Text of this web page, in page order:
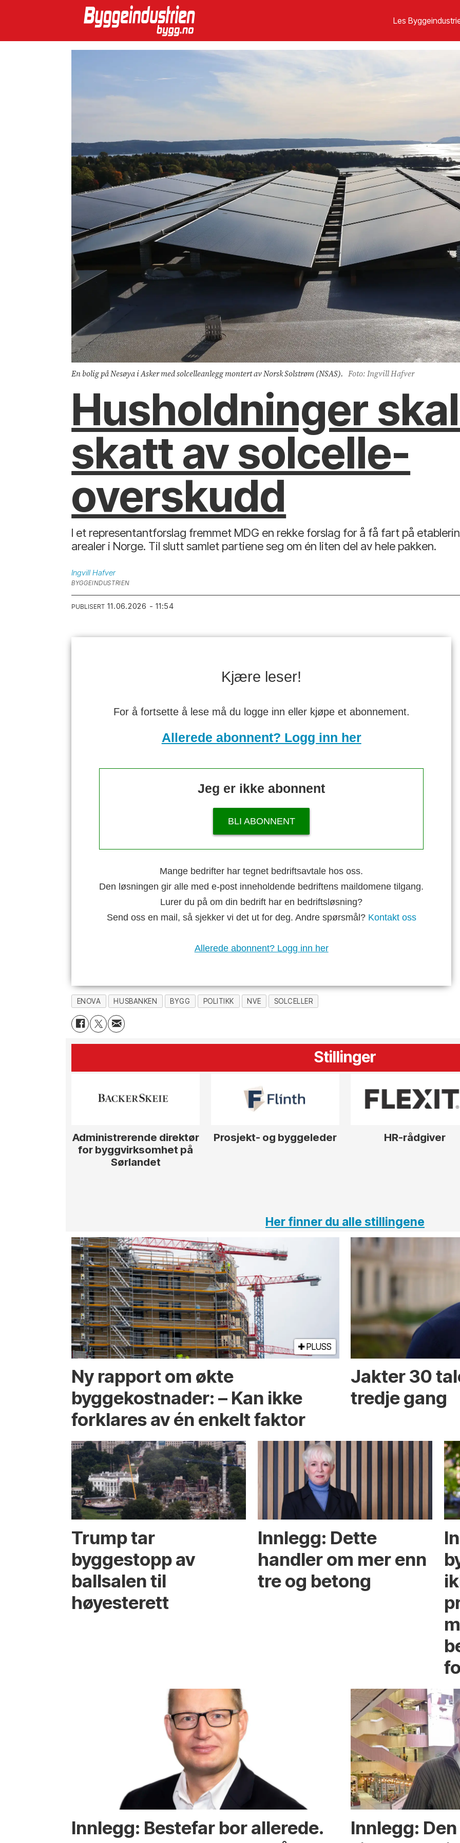
Les
En bolig på Nesøya i Asker med solcelleanlegg montert av Norsk Solstrøm (NSAS). Foto: Ingvill Hafver
Husholdninger
skatt av solcelle-
overskudd
I et representantforslag fremmet MDG en rekke forslag for å få fart på
arealer i Norge. Til slutt samlet partiene seg om én liten del av hele pakken.
Ingvill Hafver
BYGGEINDUSTRIEN
PUBLISERT 11.06.2026 - 11:54
Kjære leser!
For å fortsette å lese må du logge inn eller kjøpe et abonnement.
Allerede abonnent? Logg inn her
Jeg er ikke abonnent
BLI ABONNENT
Mange bedrifter har tegnet bedriftsavtale hos oss.
Den løsningen gir alle med e-post inneholdende bedriftens maildomene tilgang.
Lurer du på om din bedrift har en bedriftsløsning?
Send oss en mail, så sjekker vi det ut for deg. Andre spørsmål? Kontakt oss
Allerede abonnent? Logg inn her
ENOVA HUSBANKEN BYGG POLITIKK NVE SOLCELLER
Stillinger
Administrerende direktør
for byggvirksomhet på
Sørlandet
Prosjekt- og byggeleder HR-rådgiver
Her finner du alle stillingene
PLUSS
Ny rapport om økte
byggekostnader: – Kan ikke
forklares av én enkelt faktor
Jakter 30
tredje gang
Trump tar
byggestopp av
ballsalen til
høyesterett
Innlegg: Dette
handler om mer enn
tre og betong
Innlegg: Bestefar bor allerede.
Innlegg: